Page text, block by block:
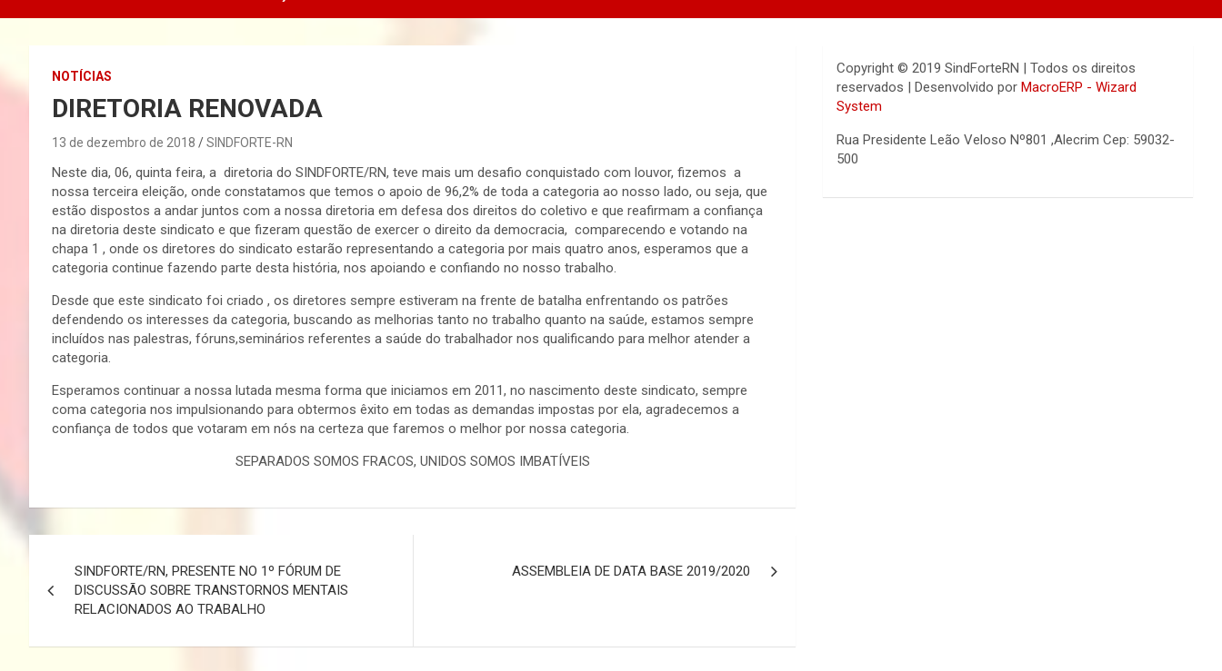
NOTÍCIAS
DIRETORIA RENOVADA
13 de dezembro de 2018 SINDFORTE-RN
Neste dia, 06, quinta feira, a diretoria do SINDFORTE/RN, teve mais um desafio conquistado com louvor, fizemos a
nossa terceira eleição, onde constatamos que temos o apoio de 96,2% de toda a categoria ao nosso lado, ou seja, que
estão dispostos a andar juntos com a nossa diretoria em defesa dos direitos do coletivo e que reafirmam a confiança
na diretoria deste sindicato e que fizeram questão de exercer o direito da democracia, comparecendo e votando na
chapa 1 , onde os diretores do sindicato estarão representando a categoria por mais quatro anos, esperamos que a
categoria continue fazendo parte desta história, nos apoiando e confiando no nosso trabalho.
Desde que este sindicato foi criado , os diretores sempre estiveram na frente de batalha enfrentando os patrões
defendendo os interesses da categoria, buscando as melhorias tanto no trabalho quanto na saúde, estamos sempre
incluídos nas palestras, fóruns,seminários referentes a saúde do trabalhador nos qualificando para melhor atender a
categoria.
Esperamos continuar a nossa lutada mesma forma que iniciamos em 2011, no nascimento deste sindicato, sempre
coma categoria nos impulsionando para obtermos êxito em todas as demandas impostas por ela, agradecemos a
confiança de todos que votaram em nós na certeza que faremos o melhor por nossa categoria.
SEPARADOS SOMOS FRACOS, UNIDOS SOMOS IMBATÍVEIS
Navegação
de
SINDFORTE/RN, PRESENTE NO 1º FÓRUM DE
DISCUSSÃO SOBRE TRANSTORNOS MENTAIS
RELACIONADOS AO TRABALHO
ASSEMBLEIA DE DATA BASE 2019/2020
Copyright © 2019 SindForteRN | Todos os direitos
reservados | Desenvolvido porMacroERP - Wizard
System
Rua Presidente Leão Veloso Nº801 ,Alecrim Cep: 59032-
500